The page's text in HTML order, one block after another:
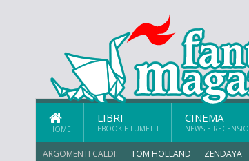
HOME
LIBRI
EBOOK E FUMETTI
CINEMA
NEWS E
ARGOMENTI CALDI: TOM HOLLAND ZENDAYA